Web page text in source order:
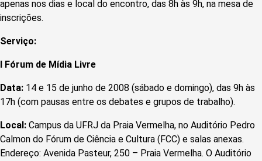
apenas nos dias e local do encontro, das 8h às 9h, na mesa de
inscrições.
Serviço:
I Fórum de Mídia Livre
Data: 14 e 15 de junho de 2008 (sábado e domingo), das 9h às
17h (com pausas entre os debates e grupos de trabalho).
Local: Campus da UFRJ da Praia Vermelha, no Auditório Pedro
Calmon do Fórum de Ciência e Cultura (FCC) e salas anexas.
Endereço: Avenida Pasteur, 250 – Praia Vermelha. O Auditório